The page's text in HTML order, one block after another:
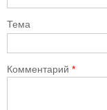
Тема
Комментарий *